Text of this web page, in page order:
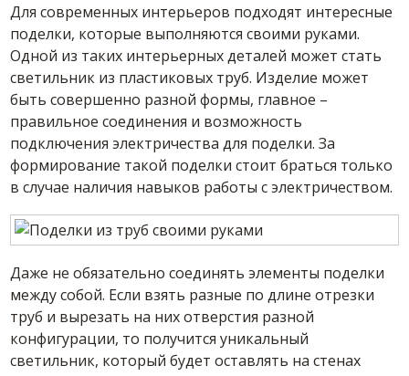
Для современных интерьеров подходят интересные
поделки, которые выполняются своими руками.
Одной из таких интерьерных деталей может стать
светильник из пластиковых труб. Изделие может
быть совершенно разной формы, главное –
правильное соединения и возможность
подключения электричества для поделки. За
формирование такой поделки стоит браться только
в случае наличия навыков работы с электричеством.
Даже не обязательно соединять элементы поделки
между собой. Если взять разные по длине отрезки
труб и вырезать на них отверстия разной
конфигурации, то получится уникальный
светильник, который будет оставлять на стенах